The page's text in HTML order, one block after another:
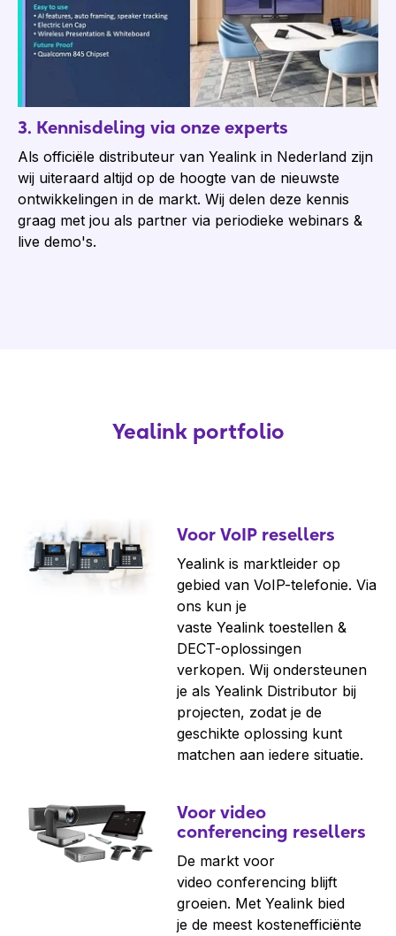
3. Kennisdeling via onze experts
Als officiële distributeur van Yealink in Nederland zijn
wij uiteraard altijd op de hoogte van de nieuwste
ontwikkelingen in de markt. Wij delen deze kennis
graag met jou als partner via periodieke webinars &
live demo's.
Yealink portfolio
Voor VoIP resellers
Yealink is marktleider op
gebied van VoIP-telefonie. Via
ons kun je
vaste Yealink toestellen &
DECT-oplossingen
verkopen. Wij ondersteunen
je als Yealink Distributor bij
projecten, zodat je de
geschikte oplossing kunt
matchen aan iedere situatie.
Voor video
conferencing resellers
De markt voor
video conferencing blijft
groeien. Met Yealink bied
je de meest kostenefficiënte